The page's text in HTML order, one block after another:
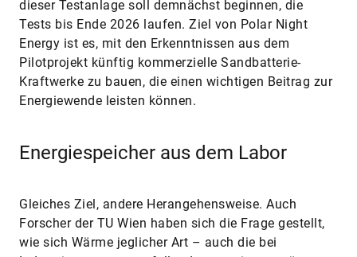
dieser Testanlage soll demnächst beginnen, die
Tests bis Ende 2026 laufen. Ziel von Polar Night
Energy ist es, mit den Erkenntnissen aus dem
Pilotprojekt künftig kommerzielle Sandbatterie-
Kraftwerke zu bauen, die einen wichtigen Beitrag zur
Energiewende leisten können.
Energiespeicher aus dem Labor
Gleiches Ziel, andere Herangehensweise. Auch
Forscher der TU Wien haben sich die Frage gestellt,
wie sich Wärme jeglicher Art – auch die bei